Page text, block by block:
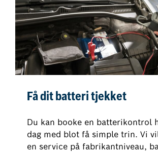
Få dit batteri tjekket
Du kan booke en batterikontrol
dag med blot få simple trin. Vi
en service på fabrikantniveau,